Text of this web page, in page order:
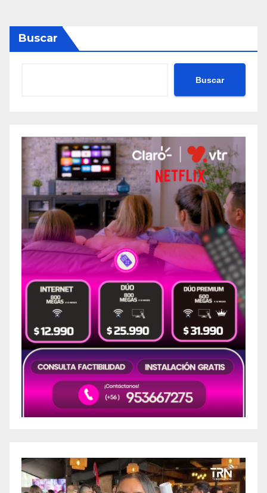
entradas
Buscar
Buscar